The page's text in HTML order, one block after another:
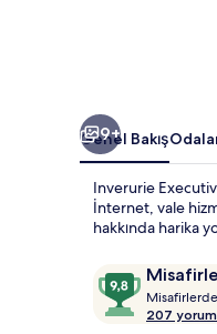
9+
Genel Bakış
Inverurie
İnternet, vale
hakkında harika
Yorumlar
10
9,8,
207